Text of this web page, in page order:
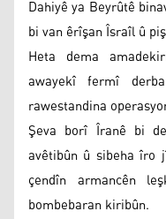
Dahiyê ya Beyrûtê
bi van êrîşan Îsraîl û
Heta dema
awayekî fermî
rawestandina
Şeva borî Îranê bi
avêtibûn û sibeha îro
çendîn armancên
bombebaran kiribûn.